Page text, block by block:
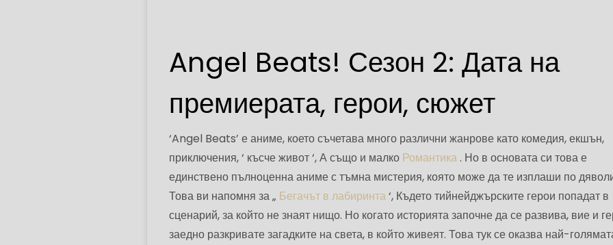
Angel Beats! Сезон 2: Дата на
премиерата, герои, сюжет
‘Angel Beats’ е аниме, което съчетава много различни жанрове като комедия, екшън,
приключения, ‘ късче живот ‘, А също и малко Романтика. Но в основата си това е
единствено пълноценна аниме с тъмна мистерия, която може да те изплаши по
Това ви напомня за „ Бегачът в лабиринта‘, Където тийнейджърските герои попадат в
сценарий, за който не знаят нищо. Но когато историята започне да се развива, вие и
заедно разкривате загадките на света, в който живеят. Това тук се оказва най-